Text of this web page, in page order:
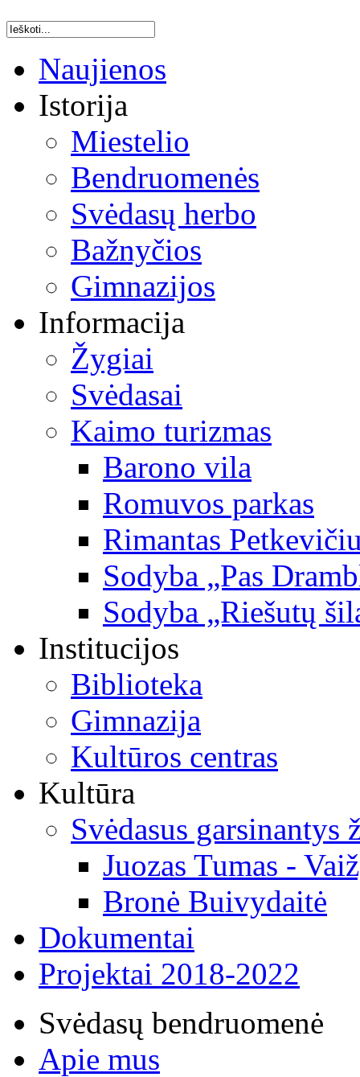
Naujienos
Istorija
Miestelio
Bendruomenės
Svėdasų herbo
Bažnyčios
Gimnazijos
Informacija
Žygiai
Svėdasai
Kaimo turizmas
Barono vila
Romuvos parkas
Rimantas
Sodyba „Pas
Sodyba „Riešutų
Institucijos
Biblioteka
Gimnazija
Kultūros centras
Kultūra
Svėdasus garsinantys
Juozas Tumas -
Bronė Buivydaitė
Dokumentai
Projektai 2018-2022
Svėdasų bendruomenė
Apie mus